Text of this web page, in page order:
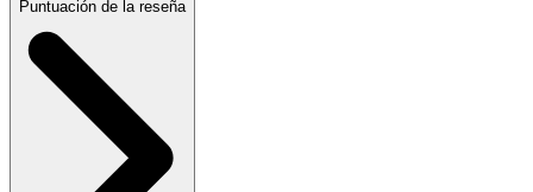
Puntuación de la reseña